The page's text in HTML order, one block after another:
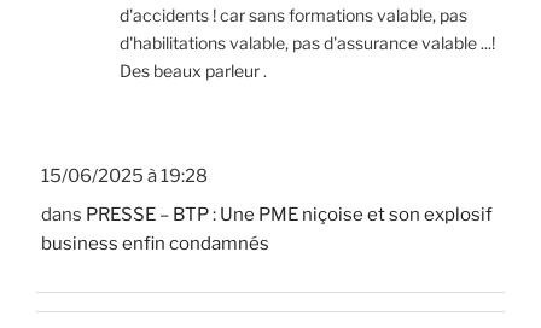
15/06/2025 à 19:28
dans PRESSE – BTP : Une PME niçoise et son explosif
business enfin condamnés
d'accidents ! car sans formations valable, pas
d'habilitations valable, pas d'assurance valable ...!
Des beaux parleur .